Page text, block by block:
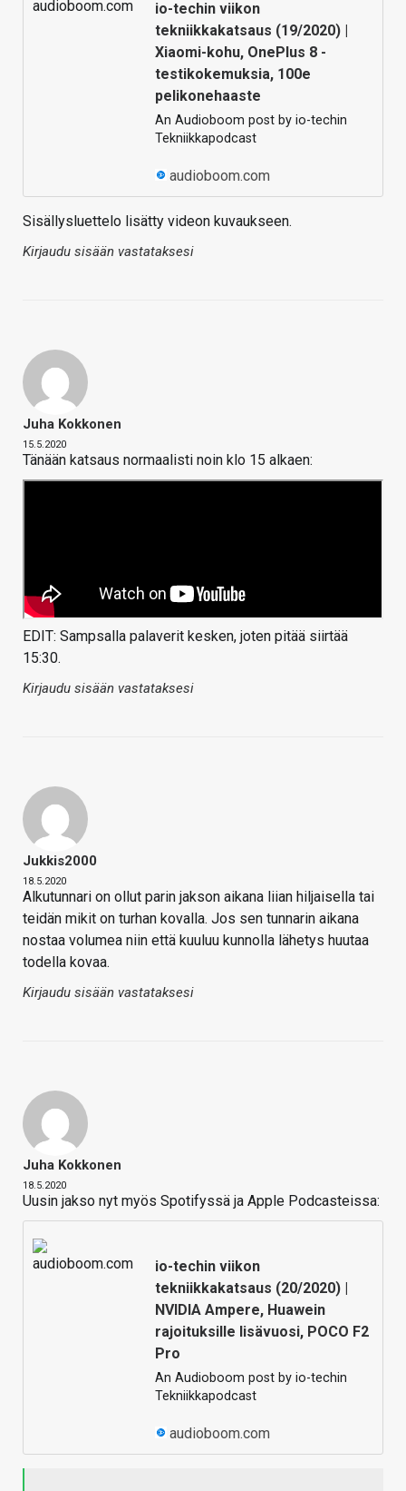
io-techin viikon
tekniikkakatsaus (19/2020) |
Xiaomi-kohu, OnePlus 8 -
testikokemuksia, 100e
pelikonehaaste
An Audioboom post by io-techin
Tekniikkapodcast
audioboom.com
Sisällysluettelo lisätty videon kuvaukseen.
Kirjaudu sisään vastataksesi
Juha Kokkonen
15.5.2020
Tänään katsaus normaalisti noin klo 15 alkaen:
EDIT: Sampsalla palaverit kesken, joten pitää siirtää
15:30.
Kirjaudu sisään vastataksesi
Jukkis2000
18.5.2020
Alkutunnari on ollut parin jakson aikana liian hiljaisella tai
teidän mikit on turhan kovalla. Jos sen tunnarin aikana
nostaa volumea niin että kuuluu kunnolla lähetys huutaa
todella kovaa.
Kirjaudu sisään vastataksesi
Juha Kokkonen
18.5.2020
Uusin jakso nyt myös Spotifyssä ja Apple Podcasteissa:
io-techin viikon
tekniikkakatsaus (20/2020) |
NVIDIA Ampere, Huawein
rajoituksille lisävuosi, POCO F2
Pro
An Audioboom post by io-techin
Tekniikkapodcast
audioboom.com